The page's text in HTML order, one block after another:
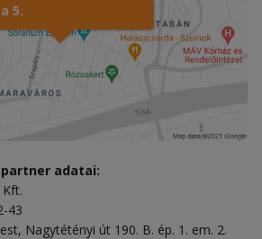
5.
adatai:
43
Nagytétényi út 190. B. ép. 1. em. 2.